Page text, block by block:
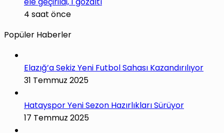
4 saat önce
Popüler Haberler
Elazığ’a Sekiz Yeni Futbol Sahası Kazandırılıyor
31 Temmuz 2025
Hatayspor Yeni Sezon Hazırlıkları Sürüyor
17 Temmuz 2025